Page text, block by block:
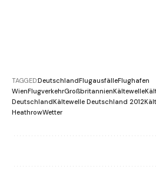
TAGGED:DeutschlandFlugausfälleFlughafen
WienFlugverkehrGroßbritannienKältewelle
DeutschlandKältewelle Deutschland 2012
HeathrowWetter